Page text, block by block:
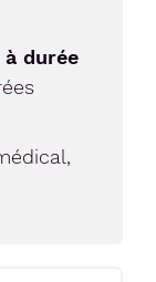
durée